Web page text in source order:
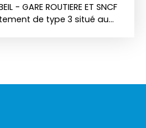
- GARE ROUTIERE ET SNCF
de type 3 situé au